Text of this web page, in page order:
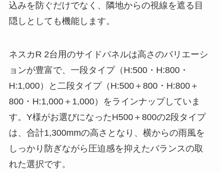
込みを防ぐだけでなく、隣地からの視線を遮る目
隠しとしても機能します。
ネスカR 2台用のサイドパネルは高さのバリエーシ
ョンが豊富で、一段タイプ（H:500・H:800・
H:1,000）と二段タイプ（H:500＋800・H:800＋
800・H:1,000＋1,000）をラインナップしていま
す。Y様がお選びになったH500＋800の2段タイプ
は、合計1,300mmの高さとなり、横からの雨風を
しっかり防ぎながら圧迫感を抑えたバランスの取
れた選択です。